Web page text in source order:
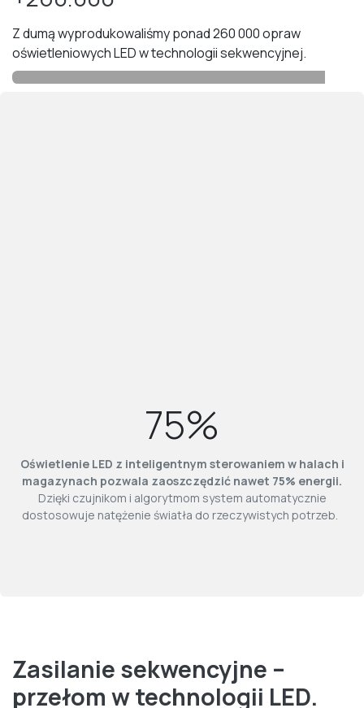
Z dumą wyprodukowaliśmy ponad 260 000 opraw
oświetleniowych LED w technologii sekwencyjnej.
75%
Oświetlenie LED z inteligentnym sterowaniem w halach i
magazynach pozwala zaoszczędzić nawet 75% energii.
Dzięki czujnikom i algorytmom system automatycznie
dostosowuje natężenie światła do rzeczywistych potrzeb.
Zasilanie sekwencyjne –
przełom w technologii LED.